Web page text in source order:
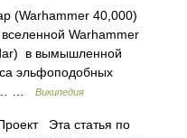
(Warhammer 40,000)
Warhammer
в вымышленной
эльфоподобных
…
Википедия
Эта статья по